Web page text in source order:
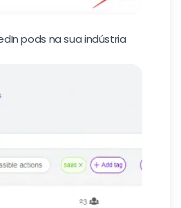
pods na sua indústria